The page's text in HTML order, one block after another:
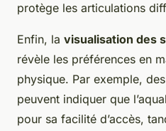
protège les articulations
Enfin, la visualisation des
révèle les préférences en
physique. Par exemple,
peuvent indiquer que
pour sa facilité d’accès,